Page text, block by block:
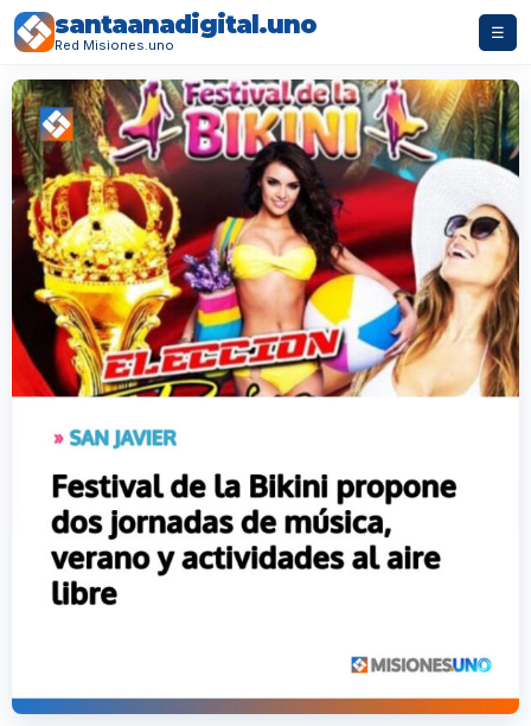
santaanadigital.uno
Red Misiones.uno
☰